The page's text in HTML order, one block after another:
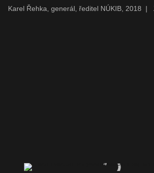
Karel Řehka, generál, ředitel NÚKIB, 2018 |